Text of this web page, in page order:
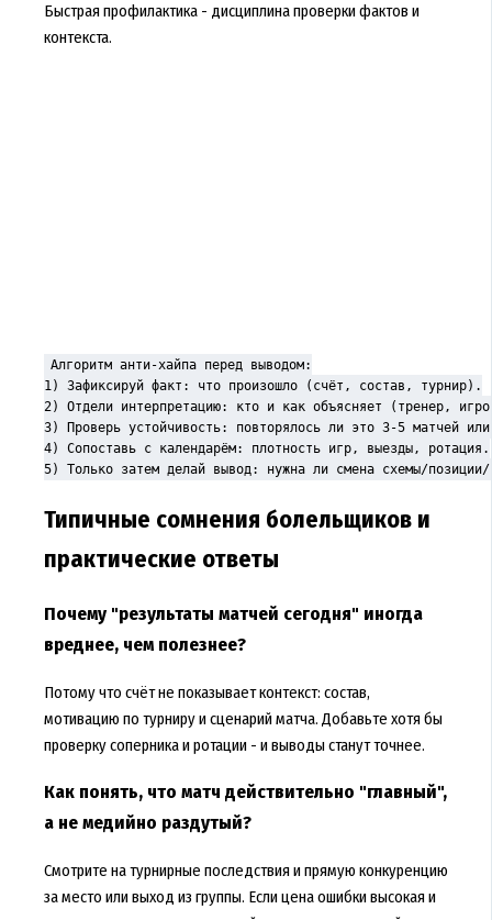
Быстрая профилактика - дисциплина проверки фактов и
контекста.
Алгоритм анти-хайпа перед выводом:
1) Зафиксируй факт: что произошло (счёт, состав, турнир).
2) Отдели интерпретацию: кто и как объясняет (тренер,
3) Проверь устойчивость: повторялось ли это 3-5 матчей
4) Сопоставь с календарём: плотность игр, выезды, ротация.
5) Только затем делай вывод: нужна ли смена схемы/позиции/
Типичные сомнения болельщиков и
практические ответы
Почему "результаты матчей сегодня" иногда
вреднее, чем полезнее?
Потому что счёт не показывает контекст: состав,
мотивацию по турниру и сценарий матча. Добавьте хотя бы
проверку соперника и ротации - и выводы станут точнее.
Как понять, что матч действительно "главный",
а не медийно раздутый?
Смотрите на турнирные последствия и прямую конкуренцию
за место или выход из группы. Если цена ошибки высокая и